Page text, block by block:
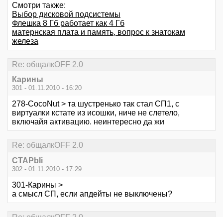
Смотри также:
Выбор дисковой подсистемы
Флешка 8 Гб работает как 4 Гб
матернская плата и память, вопрос к знатокам
железа
Re: общалкOFF 2.0
Карины
301 - 01.11.2010 - 16:20
278-CocoNut > та шустренько так стал СП1, с
виртуалки кстате из исошки, ниче не слетело,
включайя активацию. неинтересно да жи
Re: общалкOFF 2.0
CTAPbIi
302 - 01.11.2010 - 17:29
301-Карины >
а смысл СП, если апдейты не выключены?